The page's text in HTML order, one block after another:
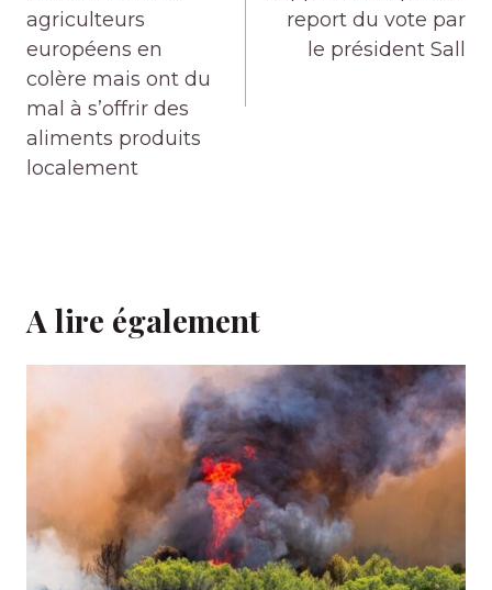
agriculteurs
européens en
colère mais ont du
mal à s’offrir des
aliments produits
localement
report du vote par
le président Sall
A lire également